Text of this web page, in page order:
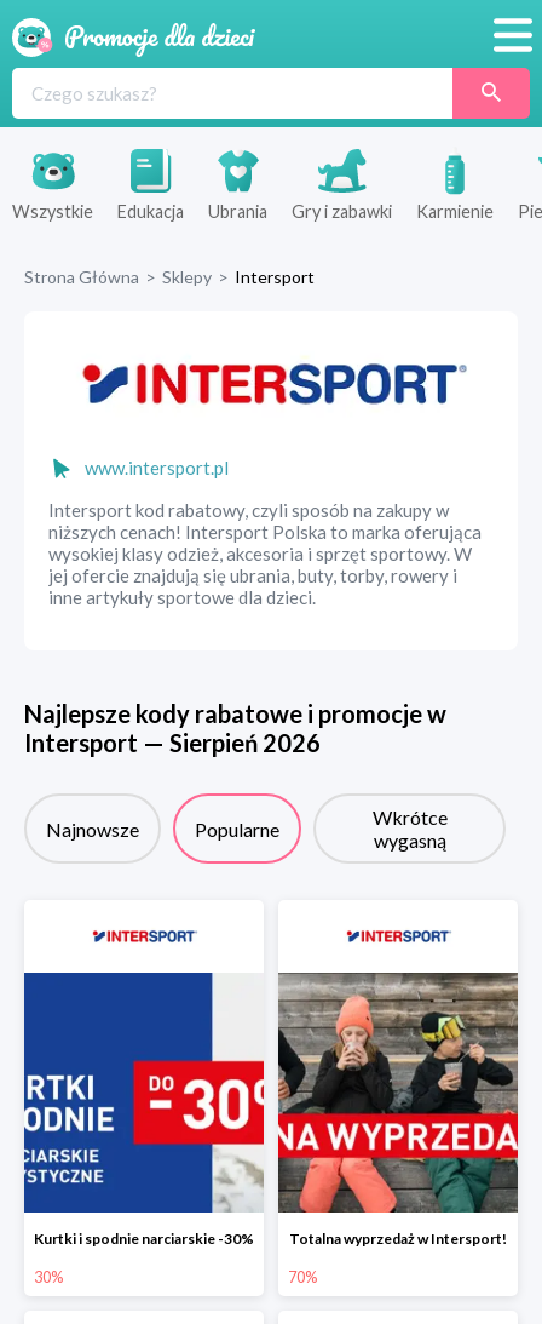
Produkty
Sklepy
Wszystkie Edukacja Ubrania Gry i zabawki Karmienie
Strona Główna > Sklepy > Intersport
www.intersport.pl
Intersport kod rabatowy, czyli sposób na zakupy w
niższych cenach! Intersport Polska to marka oferująca
wysokiej klasy odzież, akcesoria i sprzęt sportowy. W
jej ofercie znajdują się ubrania, buty, torby, rowery i
inne artykuły sportowe dla dzieci.
Najlepsze kody rabatowe i promocje w
Intersport — Sierpień 2026
Najnowsze Popularne
Wkrótce
wygasną
Kurtki i spodnie narciarskie -30%
30%
Totalna wyprzedaż w Intersport!
70%